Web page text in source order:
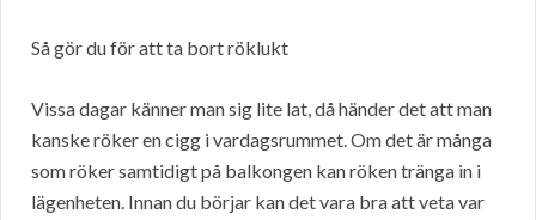
Så gör du för att ta bort röklukt
Vissa dagar känner man sig lite lat, då händer det att man
kanske röker en cigg i vardagsrummet. Om det är många
som röker samtidigt på balkongen kan röken tränga in i
lägenheten. Innan du börjar kan det vara bra att veta var